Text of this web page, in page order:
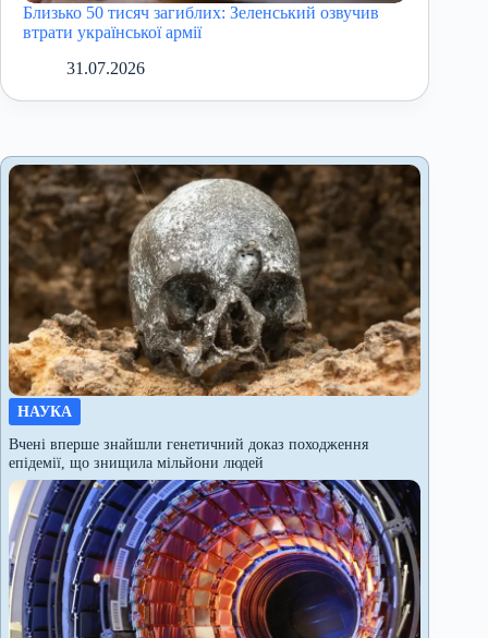
Близько 50 тисяч загиблих: Зеленський озвучив
втрати української армії
31.07.2026
НАУКА
Вчені вперше знайшли генетичний доказ походження
епідемії, що знищила мільйони людей